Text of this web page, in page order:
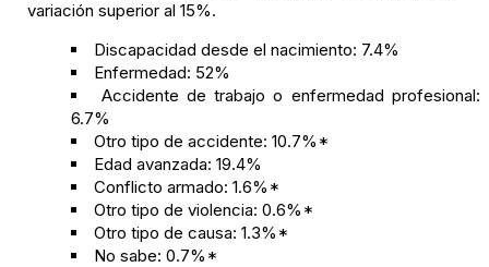
variación superior al 15%.
Discapacidad desde el nacimiento: 7.4%
Enfermedad: 52%
Accidente de trabajo o enfermedad profesional:
6.7%
Otro tipo de accidente: 10.7%*
Edad avanzada: 19.4%
Conflicto armado: 1.6%*
Otro tipo de violencia: 0.6%*
Otro tipo de causa: 1.3%*
No sabe: 0.7%*